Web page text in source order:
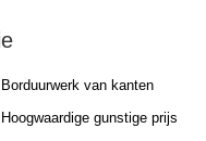
Borduurwerk van kanten
Hoogwaardige gunstige prijs